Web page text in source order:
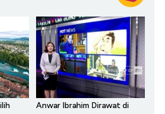
Anwar Ibrahim Dirawat di